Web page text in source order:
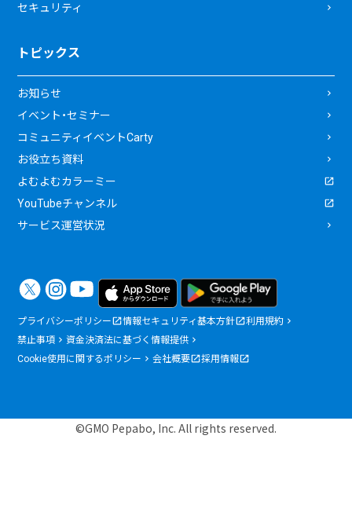
セキュリティ
トピックス
お知らせ
イベント・セミナー
コミュニティイベントCarty
お役立ち資料
よむよむカラーミー
YouTubeチャンネル
サービス運営状況
プライバシーポリシー 情報セキュリティ基本方針
利用規約
禁止事項
資金決済法に基づく情報提供
Cookie使用に関するポリシー
会社概要 採用情報
©GMO Pepabo, Inc. All rights reserved.